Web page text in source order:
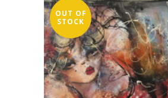
OUT OF
STOCK